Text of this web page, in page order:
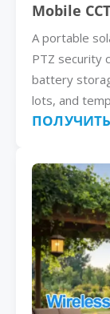
Mobile
A portable
PTZ security
battery
lots, and